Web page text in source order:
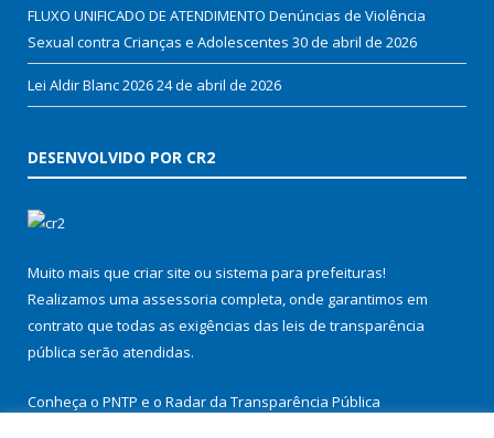
FLUXO UNIFICADO DE ATENDIMENTO Denúncias de Violência
Sexual contra Crianças e Adolescentes 30 de abril de 2026
Lei Aldir Blanc 202624 de abril de 2026
DESENVOLVIDO POR CR2
Muito mais que criar site ou sistema para prefeituras!
Realizamos uma assessoria completa, onde garantimos em
contrato que todas as exigências das leis de transparência
pública serão atendidas.
Conheça o PNTP e o Radar da Transparência Pública